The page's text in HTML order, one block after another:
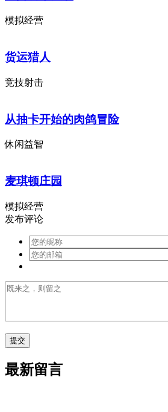
模拟经营
货运猎人
竞技射击
从抽卡开始的肉鸽冒险
休闲益智
麦琪顿庄园
模拟经营
发布评论
最新留言